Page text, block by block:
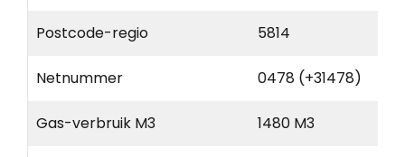
Postcode-regio 5814
Netnummer 0478 (+31478)
Gas-verbruik M3 1480 M3